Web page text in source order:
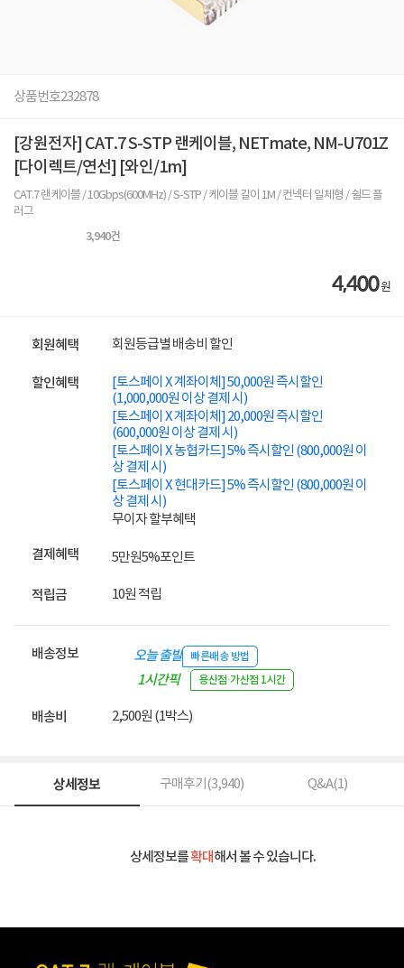
상품번호232878
[강원전자] CAT.7 S-STP 랜케이블, NETmate, NM-U701Z
[다이렉트/연선] [와인/1m]
CAT.7 랜케이블 / 10Gbps(600MHz) / S-STP / 케이블 길이 1M / 컨넥터 일체형 / 쉴드 플
러그
3,940건
4,400원
회원혜택 회원등급별 배송비 할인
할인혜택
[토스페이 X 계좌이체] 50,000원 즉시할인
(1,000,000원 이상 결제 시)
[토스페이 X 계좌이체] 20,000원 즉시할인
(600,000원 이상 결제 시)
[토스페이 X 농협카드] 5% 즉시할인 (800,000원 이
상 결제 시)
[토스페이 X 현대카드] 5% 즉시할인 (800,000원 이
상 결제 시)
무이자 할부혜택
결제혜택 5만원5%포인트
적립금 10원 적립
배송정보 오늘 출발 빠른배송 방법
1시간픽
용산점·가산점 1시간
배송비 2,500원 (1박스)
상세정보 구매후기(3,940) Q&A(1)
상세정보를확대해서 볼 수 있습니다.